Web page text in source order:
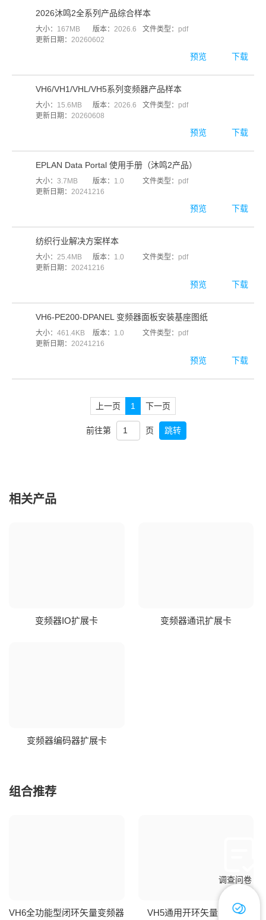
预览 下载
2026沐鸣2全系列产品综合样本
大小： 167MB 版本： 2026.6 文件类型： pdf
更新日期： 20260602
预览 下载
VH6/VH1/VHL/VH5系列变频器产品样本
大小： 15.6MB 版本： 2026.6 文件类型： pdf
更新日期： 20260608
预览 下载
EPLAN Data Portal 使用手册（沐鸣2产品）
大小： 3.7MB 版本： 1.0 文件类型： pdf
更新日期： 20241216
预览 下载
纺织行业解决方案样本
大小： 25.4MB 版本： 1.0 文件类型： pdf
更新日期： 20241216
预览 下载
VH6-PE200-DPANEL 变频器面板安装基座图纸
大小： 461.4KB 版本： 1.0 文件类型： pdf
更新日期： 20241216
上一页 1 下一页
前往第 页 跳转
相关产品
变频器IO扩展卡 变频器通讯扩展卡
变频器编码器扩展卡
组合推荐
VH6全功能型闭环矢量变频器 VH5通用开环矢量变频器
调查问卷